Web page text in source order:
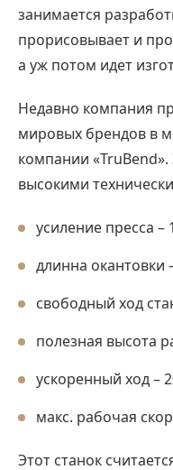
занимается
прорисовывает и
а уж потом идет
Недавно компания
мировых брендов в
компании
высокими
усиление пресса –
длинна окантовки
свободный ход
полезная высота
ускоренный ход –
макс. рабочая
Этот станок